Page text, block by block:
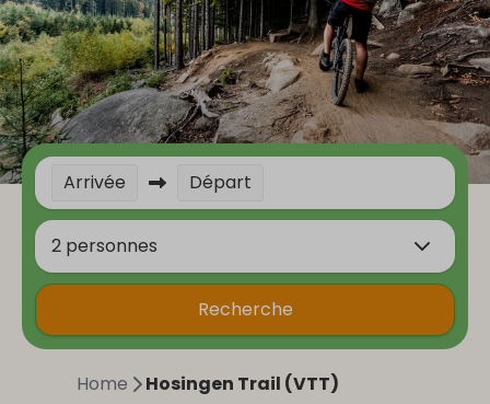
Arrivée Départ
2 personnes
Recherche
Home Hosingen Trail (VTT)